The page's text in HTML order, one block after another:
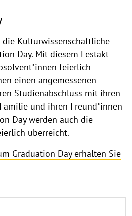
die Kulturwissenschaftliche
Day. Mit diesem Festakt
feierlich
einen angemessenen
Studienabschluss mit ihren
und ihren Freund*innen
Day werden auch die
überreicht.
Graduation Day erhalten Sie